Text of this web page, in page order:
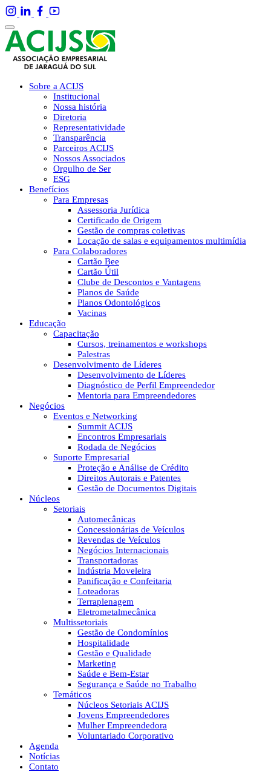
Sobre a ACIJS
Institucional
Nossa história
Diretoria
Representatividade
Transparência
Parceiros ACIJS
Nossos Associados
Orgulho de Ser
ESG
Benefícios
Para Empresas
Assessoria Jurídica
Certificado de Origem
Gestão de compras coletivas
Locação de salas e equipamentos multimídia
Para Colaboradores
Cartão Bee
Cartão Útil
Clube de Descontos e Vantagens
Planos de Saúde
Planos Odontológicos
Vacinas
Educação
Capacitação
Cursos, treinamentos e workshops
Palestras
Desenvolvimento de Líderes
Desenvolvimento de Líderes
Diagnóstico de Perfil Empreendedor
Mentoria para Empreendedores
Negócios
Eventos e Networking
Summit ACIJS
Encontros Empresariais
Rodada de Negócios
Suporte Empresarial
Proteção e Análise de Crédito
Direitos Autorais e Patentes
Gestão de Documentos Digitais
Núcleos
Setoriais
Automecânicas
Concessionárias de Veículos
Revendas de Veículos
Negócios Internacionais
Transportadoras
Indústria Moveleira
Panificação e Confeitaria
Loteadoras
Terraplenagem
Eletrometalmecânica
Multissetoriais
Gestão de Condomínios
Hospitalidade
Gestão e Qualidade
Marketing
Saúde e Bem-Estar
Segurança e Saúde no Trabalho
Temáticos
Núcleos Setoriais ACIJS
Jovens Empreendedores
Mulher Empreendedora
Voluntariado Corporativo
Agenda
Notícias
Contato